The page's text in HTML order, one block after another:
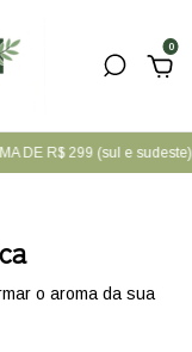
0
DE R$ 299 (sul e sudeste)
o aroma da sua